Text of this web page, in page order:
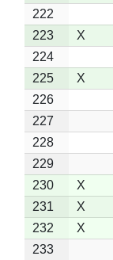
222
223
X
224
225
X
226
227
228
229
230
X
231
X
232
X
233